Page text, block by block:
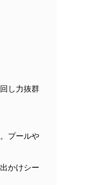
し力抜群
プールや
かけシー